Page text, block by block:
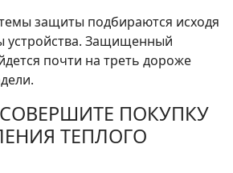
защиты подбираются исходя
устройства. Защищенный
почти на треть дороже
ПОКУПКУ
ТЕПЛОГО